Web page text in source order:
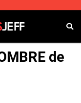
de